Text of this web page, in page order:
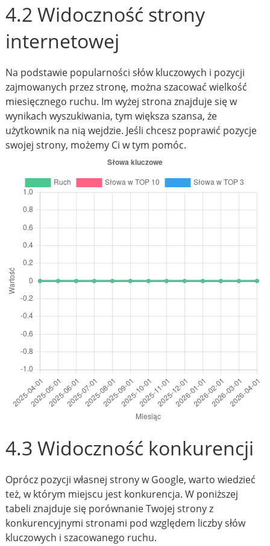
4.2 Widoczność strony
internetowej
Na podstawie popularności słów kluczowych i pozycji
zajmowanych przez stronę, można szacować wielkość
miesięcznego ruchu. Im wyżej strona znajduje się w
wynikach wyszukiwania, tym większa szansa, że
użytkownik na nią wejdzie. Jeśli chcesz poprawić pozycje
swojej strony, możemy Ci w tym pomóc.
4.3 Widoczność konkurencji
Oprócz pozycji własnej strony w Google, warto wiedzieć
też, w którym miejscu jest konkurencja. W poniższej
tabeli znajduje się porównanie Twojej strony z
konkurencyjnymi stronami pod względem liczby słów
kluczowych i szacowanego ruchu.